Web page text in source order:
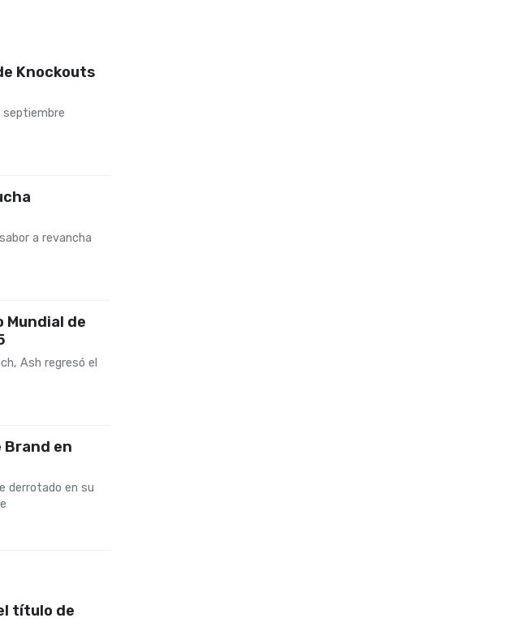
Knockouts
septiembre
a revancha
Mundial de
Ash regresó el
Brand en
derrotado en su
título de